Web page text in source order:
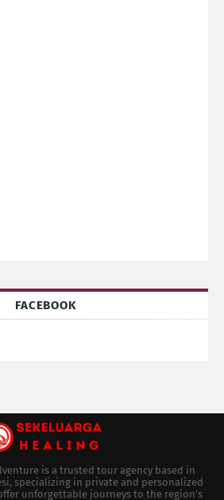
FACEBOOK
is a trusted tour agency based in
specializing in private and personalized
unforgettable journeys to the region's